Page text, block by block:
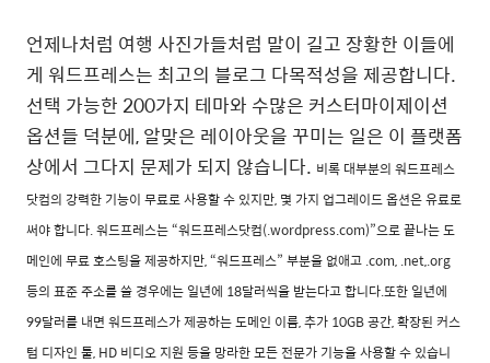
언제나처럼 여행 사진가들처럼 말이 길고 장황한 이들에
게 워드프레스는 최고의 블로그 다목적성을 제공합니다.
선택 가능한 200가지 테마와 수많은 커스터마이제이션
옵션들 덕분에, 알맞은 레이아웃을 꾸미는 일은 이 플랫폼
상에서 그다지 문제가 되지 않습니다. 비록 대부분의 워드프레스
닷컴의 강력한 기능이 무료로 사용할 수 있지만, 몇 가지 업그레이드 옵션은 유료로
써야 합니다. 워드프레스는 “워드프레스닷컴(.wordpress.com)”으로 끝나는 도
메인에 무료 호스팅을 제공하지만, “워드프레스” 부분을 없애고 .com, .net,.org
등의 표준 주소를 쓸 경우에는 일년에 18달러씩을 받는다고 합니다.또한 일년에
99달러를 내면 워드프레스가 제공하는 도메인 이름, 추가 10GB 공간, 확장된 커스
텀 디자인 툴, HD 비디오 지원 등을 망라한 모든 전문가 기능을 사용할 수 있습니